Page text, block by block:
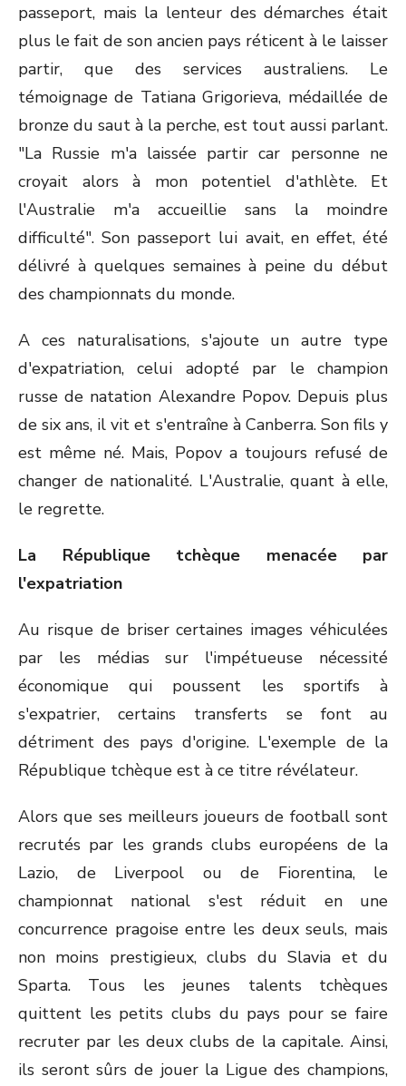
passeport, mais la lenteur des démarches était
plus le fait de son ancien pays réticent à le laisser
partir, que des services australiens. Le
témoignage de Tatiana Grigorieva, médaillée de
bronze du saut à la perche, est tout aussi parlant.
"La Russie m'a laissée partir car personne ne
croyait alors à mon potentiel d'athlète. Et
l'Australie m'a accueillie sans la moindre
difficulté". Son passeport lui avait, en effet, été
délivré à quelques semaines à peine du début
des championnats du monde.
A ces naturalisations, s'ajoute un autre type
d'expatriation, celui adopté par le champion
russe de natation Alexandre Popov. Depuis plus
de six ans, il vit et s'entraîne à Canberra. Son fils y
est même né. Mais, Popov a toujours refusé de
changer de nationalité. L'Australie, quant à elle,
le regrette.
La République tchèque menacée par
l'expatriation
Au risque de briser certaines images véhiculées
par les médias sur l'impétueuse nécessité
économique qui poussent les sportifs à
s'expatrier, certains transferts se font au
détriment des pays d'origine. L'exemple de la
République tchèque est à ce titre révélateur.
Alors que ses meilleurs joueurs de football sont
recrutés par les grands clubs européens de la
Lazio, de Liverpool ou de Fiorentina, le
championnat national s'est réduit en une
concurrence pragoise entre les deux seuls, mais
non moins prestigieux, clubs du Slavia et du
Sparta. Tous les jeunes talents tchèques
quittent les petits clubs du pays pour se faire
recruter par les deux clubs de la capitale. Ainsi,
ils seront sûrs de jouer la Ligue des champions,